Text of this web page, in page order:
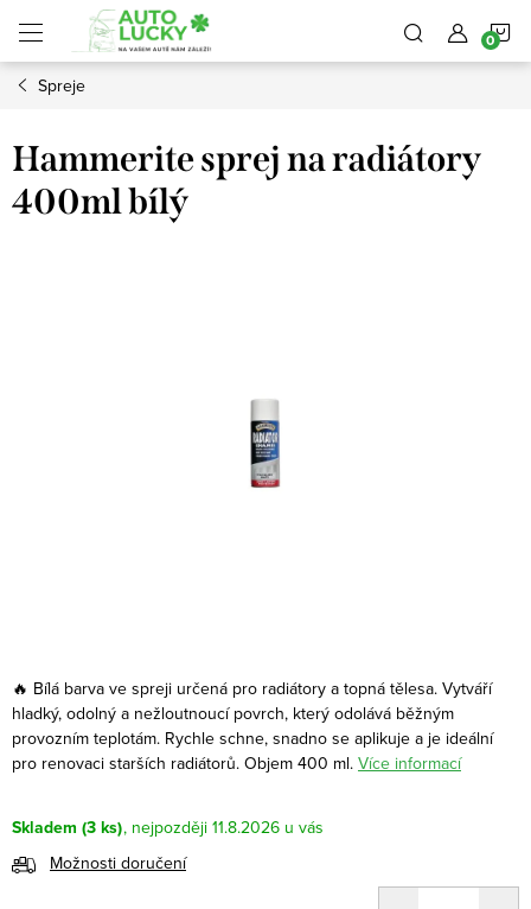
obsah
Spreje
Hammerite sprej na radiátory
400ml bílý
🔥 Bílá barva ve spreji určená pro radiátory a topná tělesa. Vytváří
hladký, odolný a nežloutnoucí povrch, který odolává běžným
provozním teplotám. Rychle schne, snadno se aplikuje a je ideální
pro renovaci starších radiátorů. Objem 400 ml. Více informací
Skladem (3 ks)
11.8.2026
Možnosti doručení